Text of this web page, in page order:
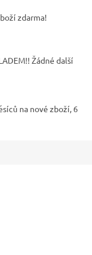
zdarma!
Žádné další
na nové zboží, 6